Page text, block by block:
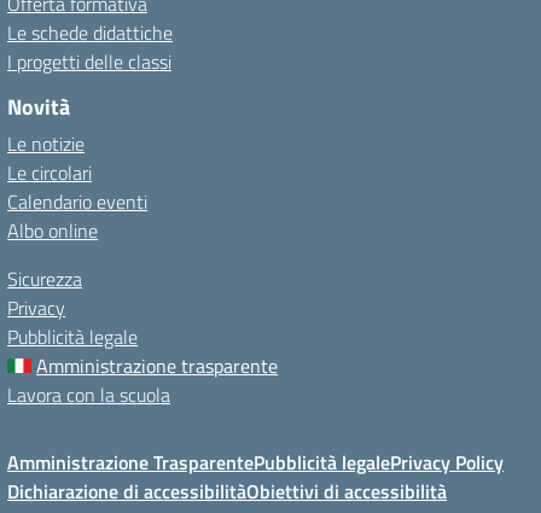
Le schede didattiche
I progetti delle classi
Novità
Le notizie
Le circolari
Calendario eventi
Albo online
Sicurezza
Privacy
Pubblicità legale
Amministrazione trasparente
Lavora con la scuola
Amministrazione TrasparentePubblicità legalePrivacy Policy
Dichiarazione di accessibilitàObiettivi di accessibilità